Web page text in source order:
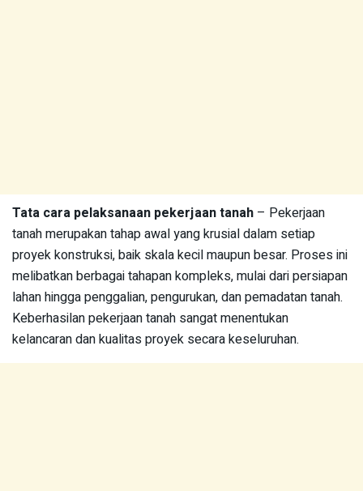
Tata cara pelaksanaan pekerjaan tanah – Pekerjaan
tanah merupakan tahap awal yang krusial dalam setiap
proyek konstruksi, baik skala kecil maupun besar. Proses ini
melibatkan berbagai tahapan kompleks, mulai dari persiapan
lahan hingga penggalian, pengurukan, dan pemadatan tanah.
Keberhasilan pekerjaan tanah sangat menentukan
kelancaran dan kualitas proyek secara keseluruhan.